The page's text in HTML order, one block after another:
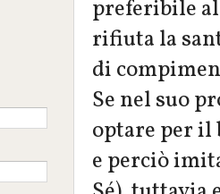
preferibile
rifiuta la
di
Se nel suo
optare per il
e perciò